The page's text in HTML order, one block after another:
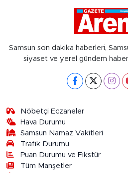
Samsun son dakika haberleri,
siyaset ve yerel gündem
Nöbetçi Eczaneler
Hava Durumu
Samsun Namaz Vakitleri
Trafik Durumu
Puan Durumu ve Fikstür
Tüm Manşetler